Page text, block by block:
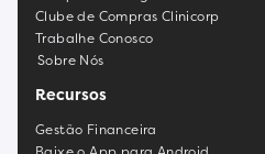
Clube de Compras Clinicorp
Trabalhe Conosco
Sobre Nós
Recursos
Gestão Financeira